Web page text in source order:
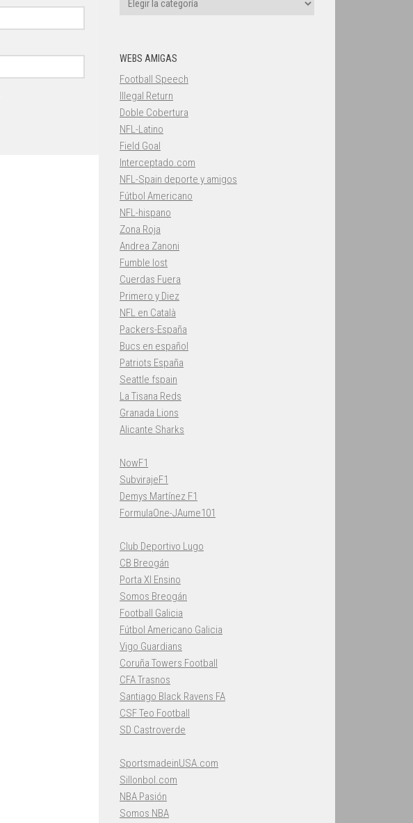
WEBS AMIGAS
Football Speech
Illegal Return
Doble Cobertura
NFL-Latino
Field Goal
Interceptado.com
NFL-Spain deporte y amigos
Fútbol Americano
NFL-hispano
Zona Roja
Andrea Zanoni
Fumble lost
Cuerdas Fuera
Primero y Diez
NFL en Català
Packers-España
Bucs en español
Patriots España
Seattle fspain
La Tisana Reds
Granada Lions
Alicante Sharks
NowF1
SubvirajeF1
Demys Martínez F1
FormulaOne-JAume101
Club Deportivo Lugo
CB Breogán
Porta XI Ensino
Somos Breogán
Football Galicia
Fútbol Americano Galicia
Vigo Guardians
Coruña Towers Football
CFA Trasnos
Santiago Black Ravens FA
CSF Teo Football
SD Castroverde
SportsmadeinUSA.com
Sillonbol.com
NBA Pasión
Somos NBA